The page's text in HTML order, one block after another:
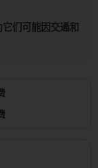
们可能因交通和